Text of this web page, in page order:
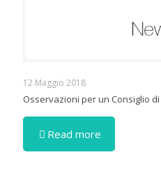
12 Maggio 2018
Osservazioni per un Consiglio
Read more